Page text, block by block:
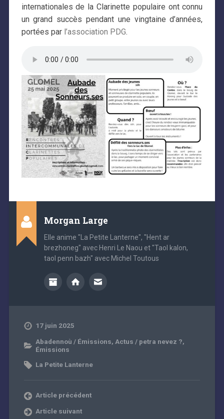
internationales de la Clarinette populaire ont connu
un grand succès pendant une vingtaine d’années,
portées par l’association PDG.
Morgan Large
Elle anime "La Petite Lanterne", "Hent ar
brezhoneg" avec Henri Le Naou et "Taol kalon,
taol penn bazh" avec Michel Toutous
17 juin 2025
Abadennoù / Émissions, Actus / petra nevez ?,
Émissions
La Petite Lanterne
Article précédent
Article suivant